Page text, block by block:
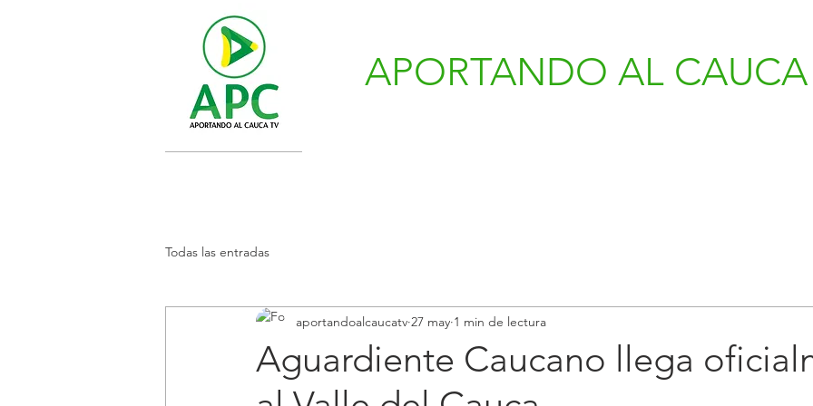
APORTANDO AL CAUCA
Todas las entradas
Aguardiente Caucano llega
aportandoalcaucatv 27 may 1 min de lectura